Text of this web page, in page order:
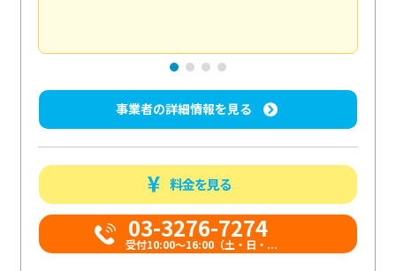
事業者の詳細情報を見る
料金を見る
03-3276-7274
受付10:00〜16:00（土・日・...